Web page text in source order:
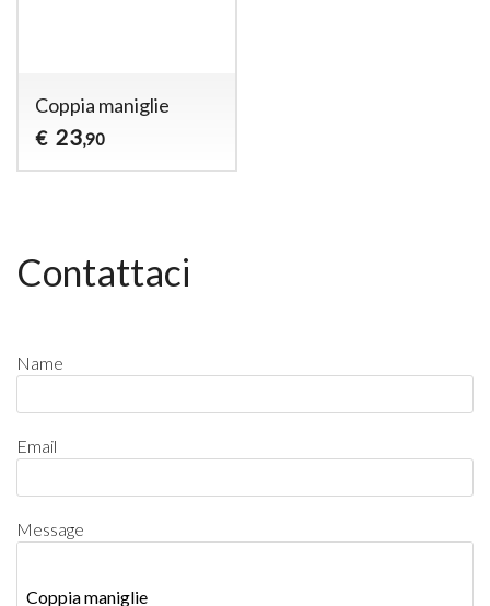
Coppia maniglie
€ 23,90
Contattaci
Name
Email
Message